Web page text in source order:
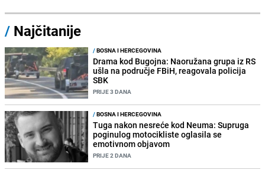
/ Najčitanije
/BOSNA I HERCEGOVINA
Drama kod Bugojna: Naoružana grupa iz RS
ušla na područje FBiH, reagovala policija
SBK
PRIJE 3 DANA
/BOSNA I HERCEGOVINA
Tuga nakon nesreće kod Neuma: Supruga
poginulog motocikliste oglasila se
emotivnom objavom
PRIJE 2 DANA